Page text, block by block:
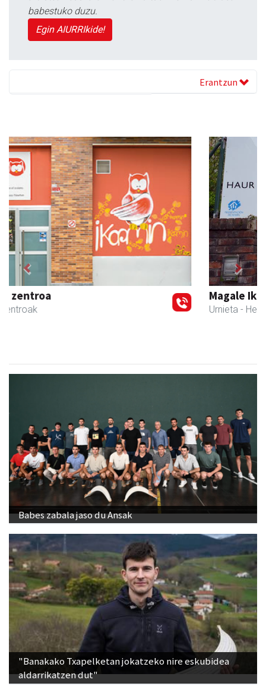
babestuko duzu.
Egin AIURRIkide!
Erantzun
Magale Ikastetxea
Urnieta
Previous Next
Babes zabala jaso du Ansak
"Banakako Txapelketan jokatzeko nire eskubidea
aldarrikatzen dut"